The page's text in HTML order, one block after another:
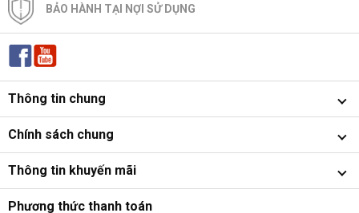
BẢO HÀNH TẠI NỢI SỬ DỤNG
Thông tin chung
Chính sách chung
Thông tin khuyến mãi
Phương thức thanh toán